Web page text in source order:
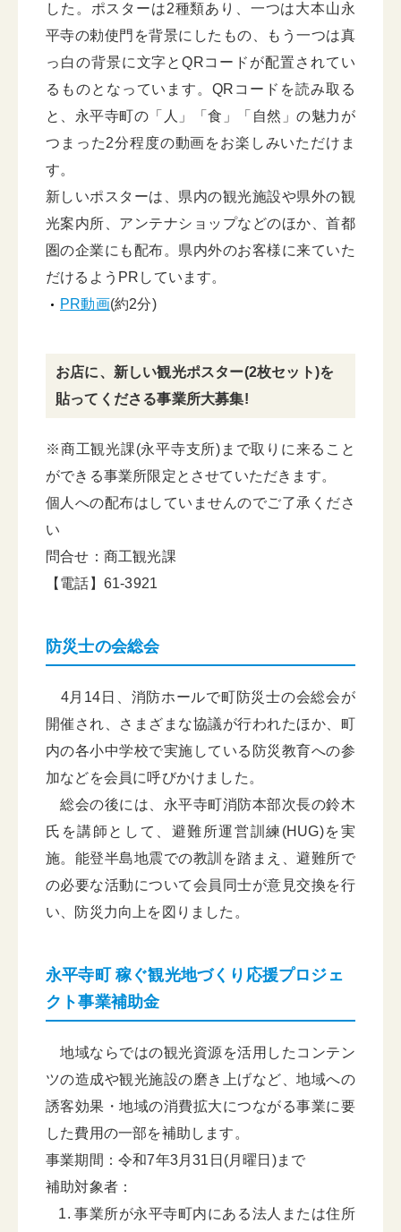
した。ポスターは2種類あり、一つは大本山永
平寺の勅使門を背景にしたもの、もう一つは真
っ白の背景に文字とQRコードが配置されてい
るものとなっています。QRコードを読み取る
と、永平寺町の「人」「食」「自然」の魅力が
つまった2分程度の動画をお楽しみいただけま
す。
新しいポスターは、県内の観光施設や県外の観
光案内所、アンテナショップなどのほか、首都
圏の企業にも配布。県内外のお客様に来ていた
だけるようPRしています。
PR動画(約2分)
お店に、新しい観光ポスター(2枚セット)を
貼ってくださる事業所大募集!
※商工観光課(永平寺支所)まで取りに来ること
ができる事業所限定とさせていただきます。
個人への配布はしていませんのでご了承くださ
い
問合せ：商工観光課
【電話】61-3921
防災士の会総会
4月14日、消防ホールで町防災士の会総会が
開催され、さまざまな協議が行われたほか、町
内の各小中学校で実施している防災教育への参
加などを会員に呼びかけました。
総会の後には、永平寺町消防本部次長の鈴木
氏を講師として、避難所運営訓練(HUG)を実
施。能登半島地震での教訓を踏まえ、避難所で
の必要な活動について会員同士が意見交換を行
い、防災力向上を図りました。
永平寺町 稼ぐ観光地づくり応援プロジェ
クト事業補助金
地域ならではの観光資源を活用したコンテン
ツの造成や観光施設の磨き上げなど、地域への
誘客効果・地域の消費拡大につながる事業に要
した費用の一部を補助します。
事業期間：令和7年3月31日(月曜日)まで
補助対象者：
事業所が永平寺町内にある法人または住所